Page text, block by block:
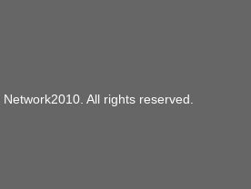
All rights reserved.